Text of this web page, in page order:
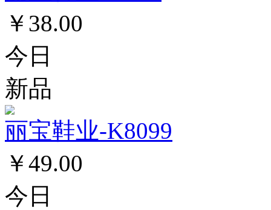
￥38.00
今日
新品
丽宝鞋业-K8099
￥49.00
今日